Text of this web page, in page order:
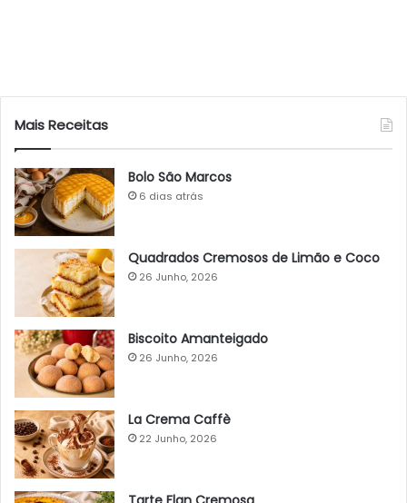
Mais Receitas
Bolo São Marcos
6 dias atrás
Quadrados Cremosos de Limão e Coco
26 Junho, 2026
Biscoito Amanteigado
26 Junho, 2026
La Crema Caffè
22 Junho, 2026